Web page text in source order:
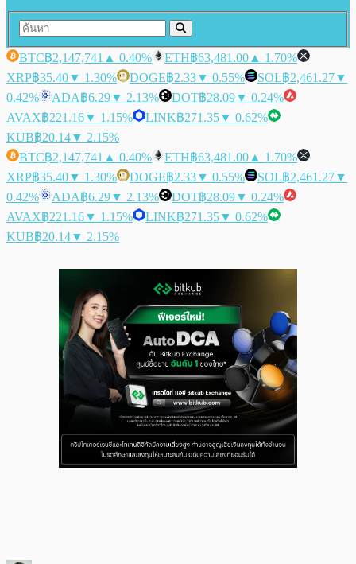
BTC฿2,147,741 ▲ 0.40% ETH฿63,481.00 ▲ 1.70%
XRP฿35.40▼ 1.30% DOGE฿2.33▼ 0.55% SOL฿2,461.27▼
0.42%
ADA฿6.29▼ 2.13% DOT฿28.09▼ 0.24%
AVAX฿221.16▼ 1.15% LINK฿271.35▼ 0.62%
KUB฿20.14▼ 2.15%
BTC฿2,147,741 ▲ 0.40% ETH฿63,481.00 ▲ 1.70%
XRP฿35.40▼ 1.30% DOGE฿2.33▼ 0.55% SOL฿2,461.27▼
0.42%
ADA฿6.29▼ 2.13% DOT฿28.09▼ 0.24%
AVAX฿221.16▼ 1.15% LINK฿271.35▼ 0.62%
KUB฿20.14▼ 2.15%